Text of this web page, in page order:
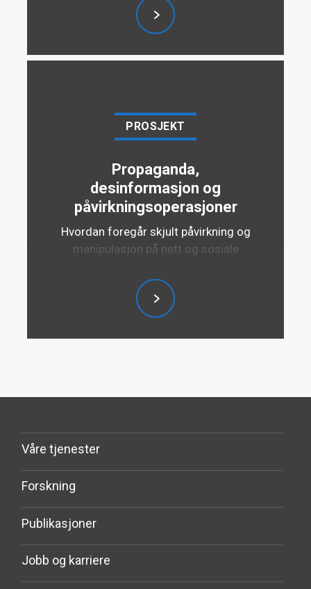
PROSJEKT
Propaganda,
desinformasjon og
påvirkningsoperasjoner
Hvordan foregår skjult påvirkning og
manipulasjon på nett og sosiale
Norges politiske og militære
handlefrihet og hvordan kan vi som
samfunn beskytte oss?
Våre tjenester
Forskning
Publikasjoner
Jobb og karriere